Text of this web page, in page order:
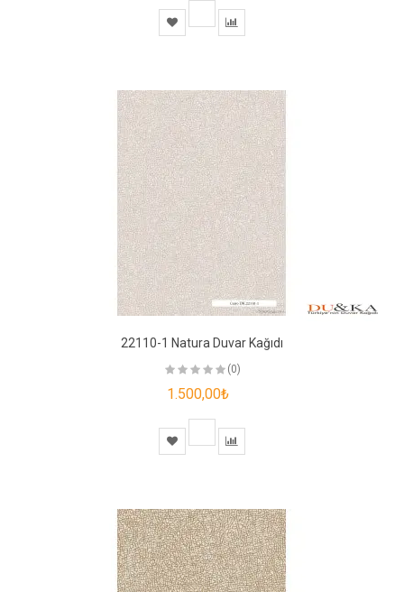
22110-1 Natura Duvar Kağıdı
(0)
1.500,00₺